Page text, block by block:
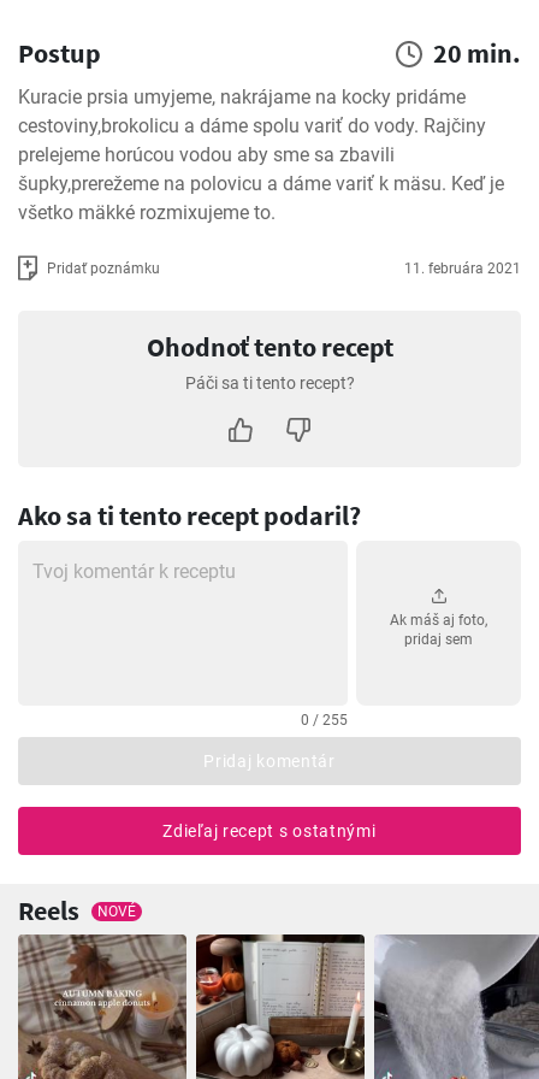
Postup 20 min.
Kuracie prsia umyjeme, nakrájame na kocky pridáme
cestoviny,brokolicu a dáme spolu variť do vody. Rajčiny
prelejeme horúcou vodou aby sme sa zbavili
šupky,prerežeme na polovicu a dáme variť k mäsu. Keď je
všetko mäkké rozmixujeme to.
Pridať poznámku 11. februára 2021
Ohodnoť tento recept
Páči sa ti tento recept?
Ako sa ti tento recept podaril?
0 / 255
Ak máš aj foto,
pridaj sem
Pridaj komentár
Zdieľaj recept s ostatnými
Reels NOVÉ